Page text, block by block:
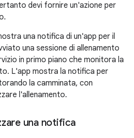
devi fornire un'azione per
una notifica di un'app per il
una sessione di allenamento
in primo piano che monitora la
L'app mostra la notifica per
la camminata, con
l'allenamento.
una notifica